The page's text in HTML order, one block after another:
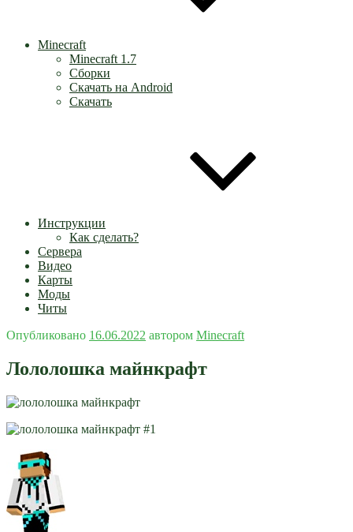
Minecraft
Minecraft 1.7
Сборки
Скачать на Android
Скачать
Инструкции
Как сделать?
Сервера
Видео
Карты
Моды
Читы
Опубликовано 16.06.2022 автором Minecraft
Лололошка майнкрафт